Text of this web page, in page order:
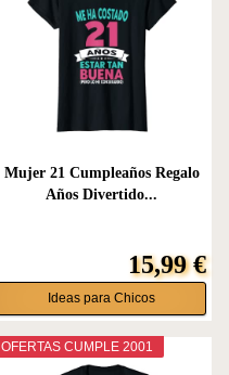
Mujer 21 Cumpleaños Regalo
Años Divertido...
15,99 €
Ideas para Chicos
OFERTAS CUMPLE 2001